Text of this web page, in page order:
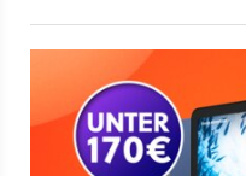
Leistungs-Held Philips